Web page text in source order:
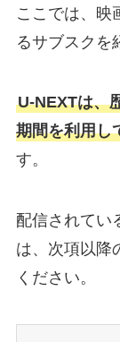
ここでは、映
るサブスクを
U-NEXTは、
期間を利用し
す。
配信されてい
は、次項以降
ください。